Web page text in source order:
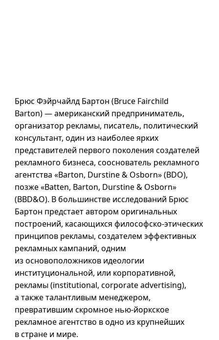
Брюс Фэйрчайлд Бартон (Bruce Fairchild
Barton) — американский предприниматель,
организатор рекламы, писатель, политический
консультант, один из наиболее ярких
представителей первого поколения создателей
рекламного бизнеса, сооснователь рекламного
агентства «Barton, Durstine & Osborn» (BDO),
позже «Batten, Barton, Durstine & Osborn»
(BBD&O). В большинстве исследований Брюс
Бартон предстает автором оригинальных
построений, касающихся философско-этических
принципов рекламы, создателем эффективных
рекламных кампаний, одним
из основоположников идеологии
институциональной, или корпоративной,
рекламы (institutional, corporate advertising),
а также талантливым менеджером,
превратившим скромное нью-йоркское
рекламное агентство в одно из крупнейших
в стране и мире.